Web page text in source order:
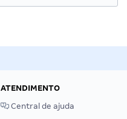
ATENDIMENTO
Central de ajuda